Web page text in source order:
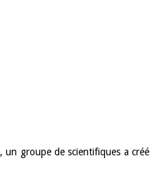
un groupe de scientifiques a créé